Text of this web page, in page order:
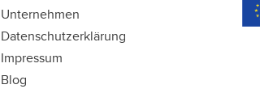
Unternehmen
Datenschutzerklärung
Impressum
Blog